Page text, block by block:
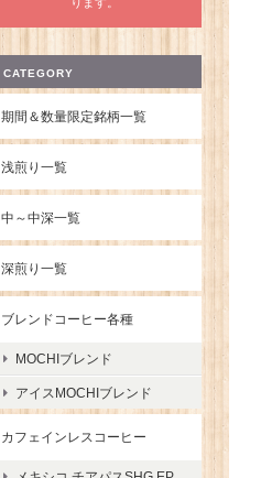
CATEGORY
期間＆数量限定銘柄一覧
浅煎り一覧
中～中深一覧
深煎り一覧
ブレンドコーヒー各種
MOCHIブレンド
アイスMOCHIブレンド
カフェインレスコーヒー